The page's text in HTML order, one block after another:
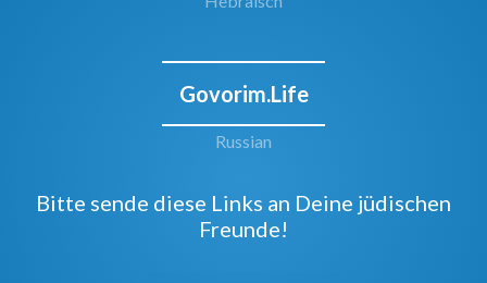
Govorim.Life
Russian
Bitte sende diese Links an Deine jüdischen
Freunde!